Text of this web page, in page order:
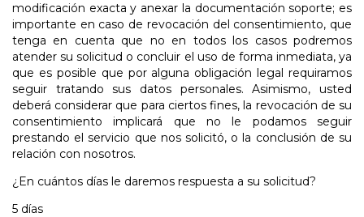
modificación exacta y anexar la documentación soporte; es
importante en caso de revocación del consentimiento, que
tenga en cuenta que no en todos los casos podremos
atender su solicitud o concluir el uso de forma inmediata, ya
que es posible que por alguna obligación legal requiramos
seguir tratando sus datos personales. Asimismo, usted
deberá considerar que para ciertos fines, la revocación de su
consentimiento implicará que no le podamos seguir
prestando el servicio que nos solicitó, o la conclusión de su
relación con nosotros.
¿En cuántos días le daremos respuesta a su solicitud?
5 días